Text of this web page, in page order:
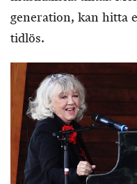
generation, kan hitta
tidlös.